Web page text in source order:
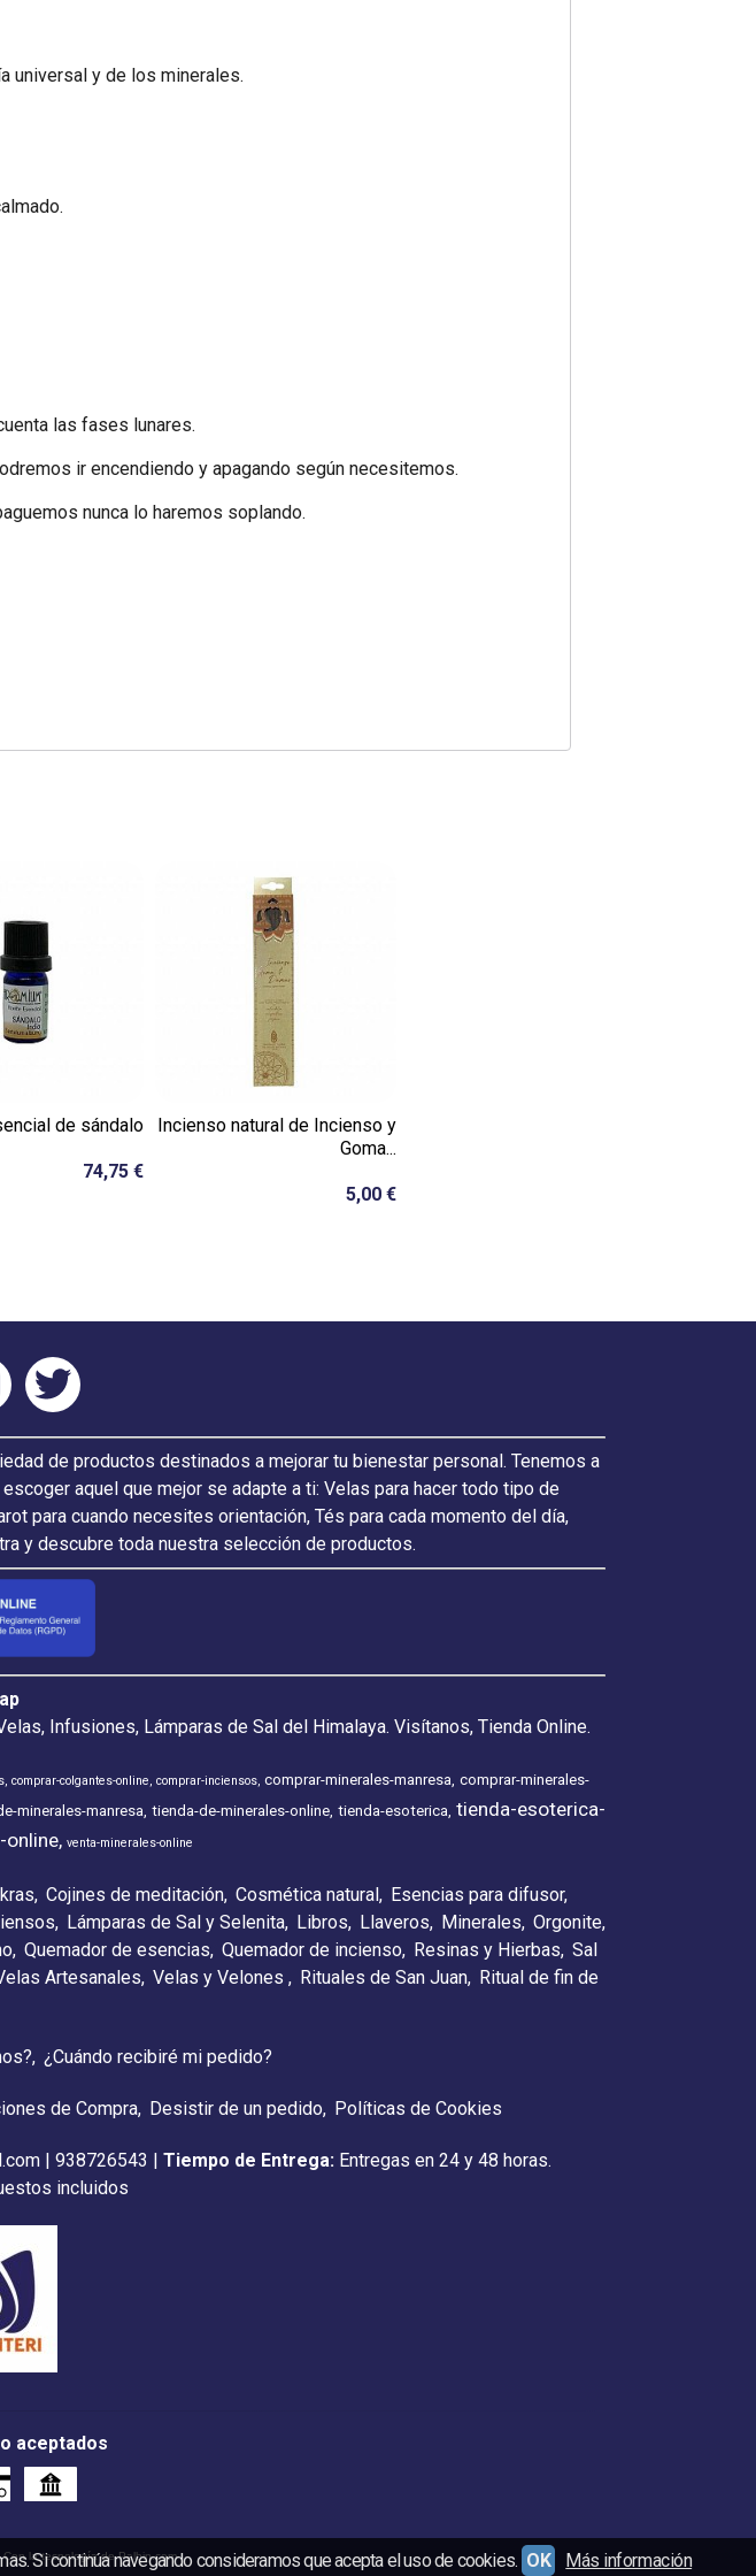
universal y de los minerales.
las fases lunares.
ir encendiendo y apagando según necesitemos.
nunca lo haremos soplando.
de sándalo
74,75 €
Incienso natural de Incienso y
Goma...
5,00 €
de productos destinados a mejorar tu bienestar personal. Tenemos a
aquel que mejor se adapte a ti: Velas para hacer todo tipo de
para cuando necesites orientación, Tés para cada momento del día,
y descubre toda nuestra selección de productos.
Infusiones, Lámparas de Sal del Himalaya. Visítanos, Tienda Online.
comprar-colgantes-online comprar-inciensos comprar-minerales-manresa comprar-minerales-
minerales-manresa tienda-de-minerales-online tienda-esoterica tienda-esoterica-
online venta-minerales-online
Cojines de meditación Cosmética natural Esencias para difusor
Lámparas de Sal y Selenita Libros Llaveros Minerales Orgonite
Quemador de esencias Quemador de incienso Resinas y Hierbas Sal
Artesanales Velas y Velones Rituales de San Juan Ritual de fin de
¿Cuándo recibiré mi pedido?
de Compra Desistir de un pedido Políticas de Cookies
|938726543 |Tiempo de Entrega: Entregas en 24 y 48 horas.
incluidos
aceptados
la tecnología de Palbin.com
Si continúa navegando consideramos que acepta el uso de cookies. OK Más información